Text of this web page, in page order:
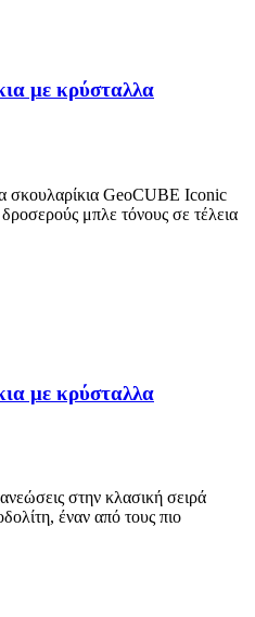
με κρύσταλλα
GeoCUBE Iconic
μπλε τόνους σε τέλεια
με κρύσταλλα
στην κλασική σειρά
έναν από τους πιο